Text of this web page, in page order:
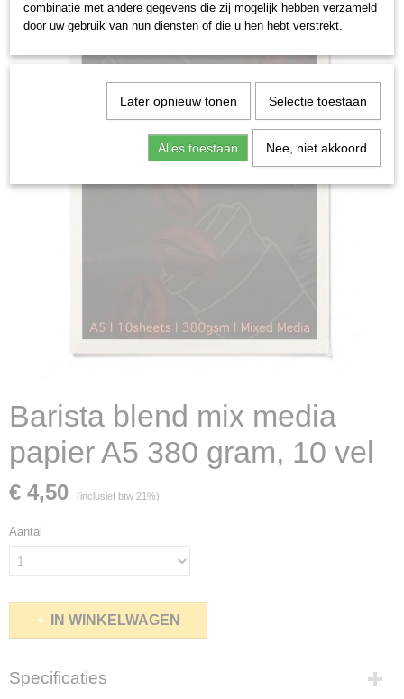
Barista blend mix media
papier A5 380 gram, 10 vel
€ 4,50 (inclusief btw 21%)
Aantal
IN WINKELWAGEN
Specificaties
combinatie met andere gegevens die zij mogelijk hebben verzameld
door uw gebruik van hun diensten of die u hen hebt verstrekt.
Later opnieuw tonen Selectie toestaan
Alles toestaan Nee, niet akkoord